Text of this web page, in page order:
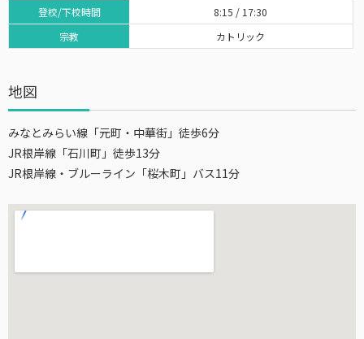
登校/下校時間
宗教
8:15 / 17:30
カトリック
地図
みなとみらい線「元町・中華街」徒歩6分
JR根岸線「石川町」徒歩13分
JR根岸線・ブルーライン「桜木町」バス11分